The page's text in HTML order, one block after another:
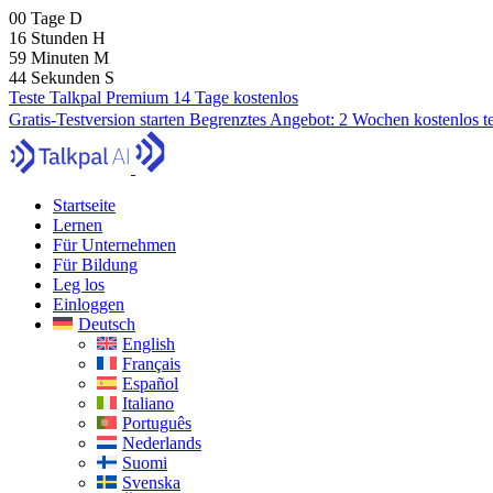
00 Tage D
16 Stunden H
59 Minuten M
43 Sekunden S
Teste Talkpal Premium 14 Tage kostenlos
Gratis-Testversion starten Begrenztes Angebot: 2 Wochen kostenlos
Startseite
Lernen
Für Unternehmen
Für Bildung
Leg los
Einloggen
Deutsch
English
Français
Español
Italiano
Português
Nederlands
Suomi
Svenska